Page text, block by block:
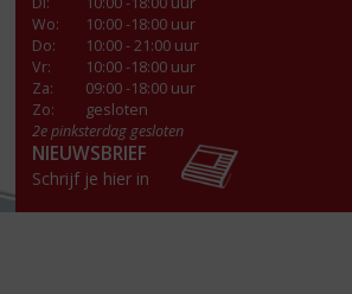
Wo:
10:00 -18:00 uur
Do:
10:00 - 21:00 uur
Vr:
10:00 -18:00 uur
Za:
09:00 -18:00 uur
Zo:
gesloten
2e pinksterdag gesloten
NIEUWSBRIEF
Schrijf je hier in